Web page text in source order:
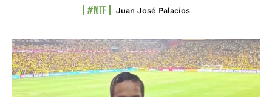
#NTF Juan José Palacios